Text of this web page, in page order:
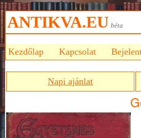
ANTIKVA.EU béta
Kezdőlap Kapcsolat
Napi ajánlat